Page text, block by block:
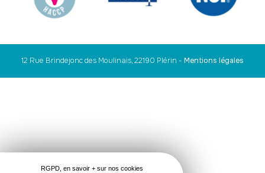
12 Rue Brindejonc des Moulinais, 22190 Plérin - Mentions légales
RGPD, en savoir + sur nos cookies